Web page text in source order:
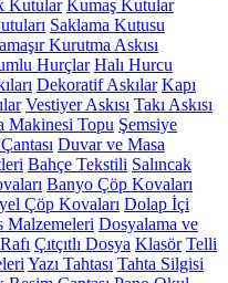
Kutular Kumaş Kutular
Saklama Kutusu
Kurutma Askısı
Hurçlar Halı Hurcu
Dekoratif Askılar Kapı
Vestiyer Askısı Takı Askısı
Makinesi Topu Şemsiye
Duvar ve Masa
Bahçe Tekstili Salıncak
Banyo Çöp Kovaları
Çöp Kovaları Dolap İçi
Malzemeleri Dosyalama ve
Çıtçıtlı Dosya Klasör Telli
Yazı Tahtası Tahta Silgisi